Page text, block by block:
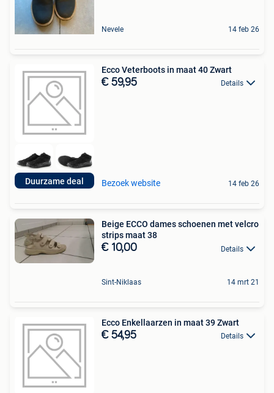
Nevele 14 feb 26
Duurzame deal
Ecco Veterboots in maat 40 Zwart
€ 59,95 Details
Bezoek website 14 feb 26
Beige ECCO dames schoenen met velcro
strips maat 38
€ 10,00 Details
Sint-Niklaas 14 mrt 21
Ecco Enkellaarzen in maat 39 Zwart
€ 54,95 Details